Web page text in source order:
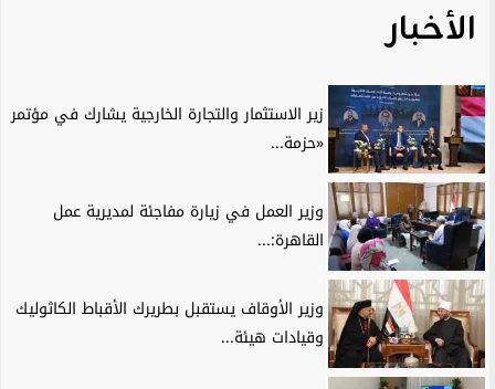
الأخبار
زير الاستثمار والتجارة الخارجية يشارك في مؤتمر
«حزمة...
وزير العمل في زيارة مفاجئة لمديرية عمل
القاهرة:...
وزير الأوقاف يستقبل بطريرك الأقباط الكاثوليك
وقيادات هيئة...